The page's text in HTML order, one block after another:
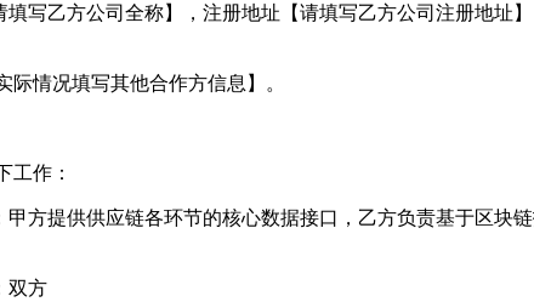
填写乙方公司全称】，注册地址【请填写乙方公司注册地
际情况填写其他合作方信息】。
工作：
方提供供应链各环节的核心数据接口，乙方负责基于区
双方